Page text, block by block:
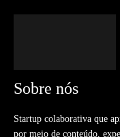
Sobre nós
Startup colaborativa que
por meio de conteúdo,